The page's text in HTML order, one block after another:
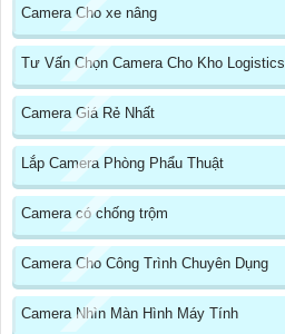
Camera Cho xe nâng
Tư Vấn Chọn Camera Cho Kho Logistics
Camera Giá Rẻ Nhất
Lắp Camera Phòng Phẩu Thuật
Camera có chống trộm
Camera Cho Công Trình Chuyên Dụng
Camera Nhìn Màn Hình Máy Tính